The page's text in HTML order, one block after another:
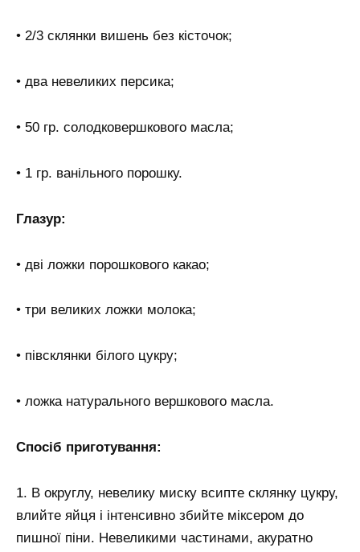
• 2/3 склянки вишень без кісточок;
• два невеликих персика;
• 50 гр. солодковершкового масла;
• 1 гр. ванільного порошку.
Глазур:
• дві ложки порошкового какао;
• три великих ложки молока;
• півсклянки білого цукру;
• ложка натурального вершкового масла.
Спосіб приготування:
1. В округлу, невелику миску всипте склянку цукру,
влийте яйця і інтенсивно збийте міксером до
пишної піни. Невеликими частинами, акуратно